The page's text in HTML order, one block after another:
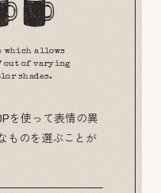
which allows
out of varying
shades.
を使って表情の異
ものを選ぶことが